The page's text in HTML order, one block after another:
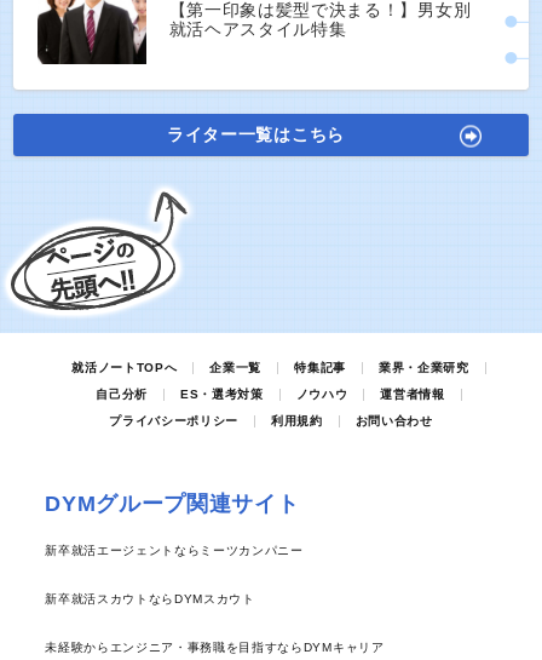
【第一印象は髪型で決まる！】男女別
就活ヘアスタイル特集
ライター一覧はこちら
就活ノートTOPへ 企業一覧 特集記事
業界・企業研究
自己分析
ES・選考対策 ノウハウ
運営者情報
プライバシーポリシー
利用規約 お問い合わせ
DYMグループ関連サイト
新卒就活エージェントならミーツカンパニー
新卒就活スカウトならDYMスカウト
未経験からエンジニア・事務職を目指すならDYMキャリア